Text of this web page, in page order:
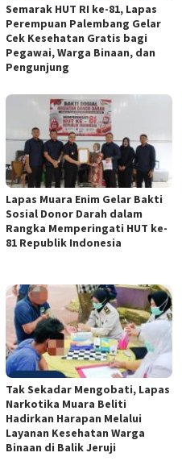
Semarak HUT RI ke-81, Lapas
Perempuan Palembang Gelar
Cek Kesehatan Gratis bagi
Pegawai, Warga Binaan, dan
Pengunjung
Lapas Muara Enim Gelar Bakti
Sosial Donor Darah dalam
Rangka Memperingati HUT ke-
81 Republik Indonesia
Tak Sekadar Mengobati, Lapas
Narkotika Muara Beliti
Hadirkan Harapan Melalui
Layanan Kesehatan Warga
Binaan di Balik Jeruji